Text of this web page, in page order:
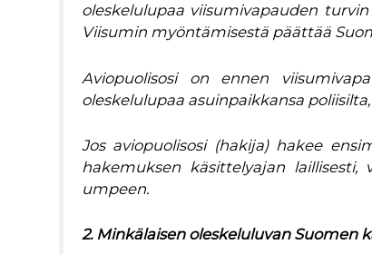
oleskelulupaa viisumivapauden
Viisumin myöntämisestä päättää
Aviopuolisosi on ennen
oleskelulupaa asuinpaikkansa
Jos aviopuolisosi (hakija) hakee
hakemuksen käsittelyajan laillisesti,
umpeen.
2. Minkälaisen oleskeluluvan Suomen